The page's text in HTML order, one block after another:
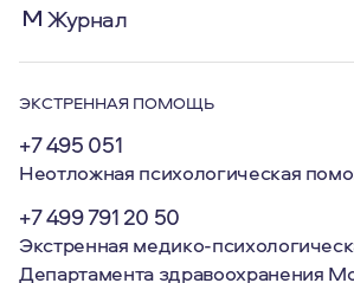
Журнал
ЭКСТРЕННАЯ ПОМОЩЬ
+7 495 051
Неотложная психологическая
+7 499 791 20 50
Экстренная медико-
Департамента здравоохранения